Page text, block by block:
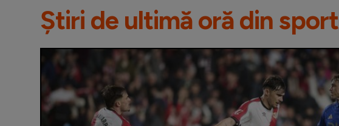
Știri de ultimă oră din sport